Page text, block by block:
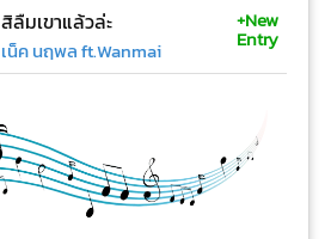
สิลืมเขาแล้วล่ะ
เน็ค นฤพล ft.Wanmai
+New
Entry